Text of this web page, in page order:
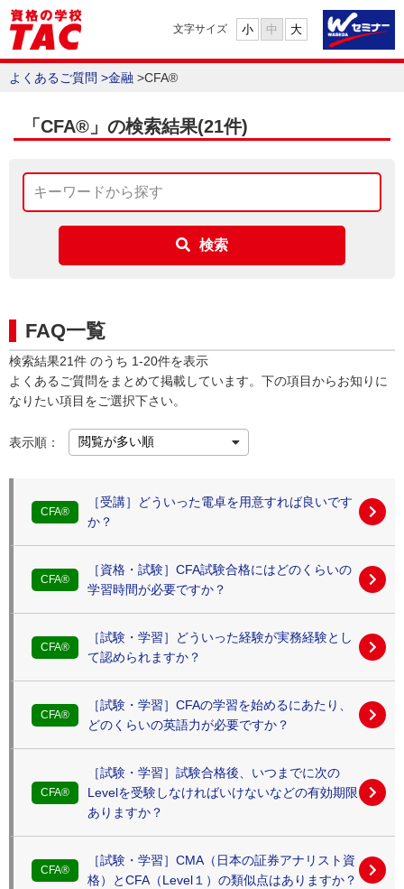
文字サイズ 小 中 大
よくあるご質問 >金融 >CFA®
「CFA®」の検索結果(21件)
検索
FAQ一覧
検索結果21件 のうち 1-20件を表示
よくあるご質問をまとめて掲載しています。下の項目からお知りに
なりたい項目をご選択下さい。
表示順：
CFA®
［受講］どういった電卓を用意すれば良いです
か？
CFA®
［資格・試験］CFA試験合格にはどのくらいの
学習時間が必要ですか？
CFA®
［試験・学習］どういった経験が実務経験とし
て認められますか？
CFA®
［試験・学習］CFAの学習を始めるにあたり、
どのくらいの英語力が必要ですか？
CFA®
［試験・学習］試験合格後、いつまでに次の
Levelを受験しなければいけないなどの有効期限
ありますか？
CFA®
［試験・学習］CMA（日本の証券アナリスト資
格）とCFA（Level１）の類似点はありますか？